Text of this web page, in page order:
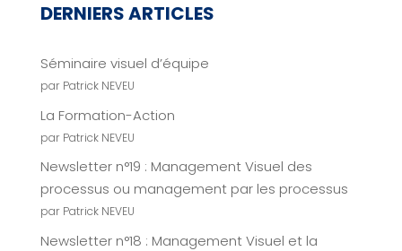
DERNIERS ARTICLES
Séminaire visuel d’équipe
par Patrick NEVEU
La Formation-Action
par Patrick NEVEU
Newsletter n°19 : Management Visuel des
processus ou management par les processus
par Patrick NEVEU
Newsletter n°18 : Management Visuel et la